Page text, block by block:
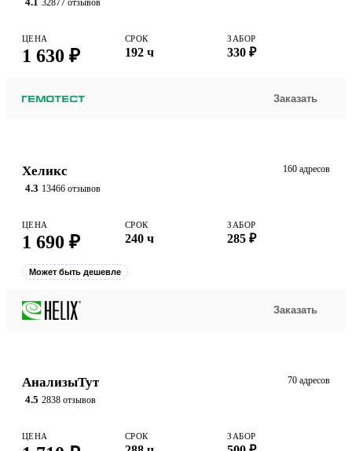
ЦЕНА
1 630 ₽
СРОК
192 ч
ЗАБОР
330 ₽
Заказать
Хеликс
4.3 13466 отзывов
160 адресов
ЦЕНА
1 690 ₽
СРОК
240 ч
ЗАБОР
285 ₽
Может быть дешевле
Заказать
АнализыТут
4.5 2838 отзывов
70 адресов
ЦЕНА СРОК ЗАБОР